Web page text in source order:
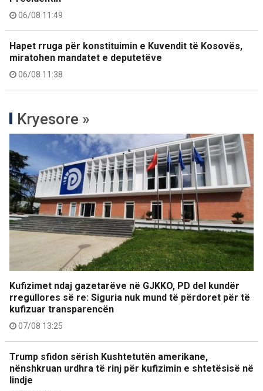
06/08 11:49
Hapet rruga për konstituimin e Kuvendit të Kosovës,
miratohen mandatet e deputetëve
06/08 11:38
Kryesore »
Kufizimet ndaj gazetarëve në GJKKO, PD del kundër
rregullores së re: Siguria nuk mund të përdoret për të
kufizuar transparencën
07/08 13:25
Trump sfidon sërish Kushtetutën amerikane,
nënshkruan urdhra të rinj për kufizimin e shtetësisë në
lindje